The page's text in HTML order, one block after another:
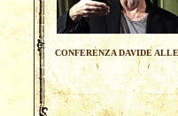
CONFERENZA DAVIDE